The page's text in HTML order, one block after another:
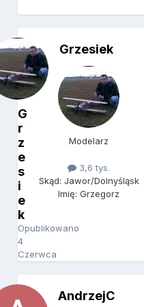
G
r
z
e
s
i
e
k
Opublikowano
4
Czerwca
Grzesiek
Modelarz
3,6 tys.
Skąd: Jawor/Dolnyśląsk
Imię: Grzegorz
AndrzejC